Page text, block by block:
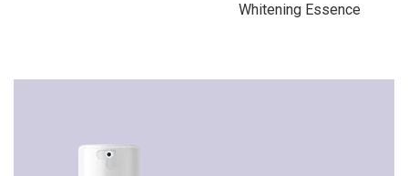
Whitening Essence